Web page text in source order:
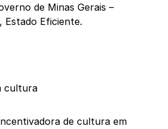
de Minas Gerais –
Eficiente.
cultura
de cultura em